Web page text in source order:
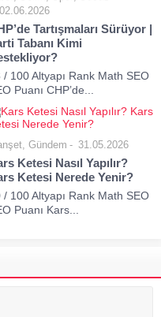
02.06.2026
Tartışmaları Sürüyor |
Tabanı Kimi
/ 100 Altyapı Rank Math SEO
Puanı CHP’de...
, Gündem 31.05.2026
Ketesi Nasıl Yapılır?
Ketesi Nerede Yenir?
/ 100 Altyapı Rank Math SEO
Puanı Kars...